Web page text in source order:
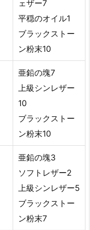
ェザー7
平穏のオイル1
ブラックストー
ン粉末10
亜鉛の塊7
上級シンレザー
10
ブラックストー
ン粉末10
亜鉛の塊3
ソフトレザー2
上級シンレザー5
ブラックストー
ン粉末7